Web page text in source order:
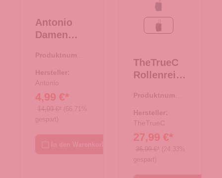
Antonio
Damen
"Clou"
Dots
Größe
38/39 -
schwarz
Produktnumme
Hersteller:
Antonio
4,99 €*
14,99 €* (66.71%
gespart)
schwarz
TheTrueC
Rollenreise
50cm
Berlin 2.0
schwarz
Produktnumme
Hersteller:
TheTrueC
27,99 €*
36,99 €* (24.33%
gespart)